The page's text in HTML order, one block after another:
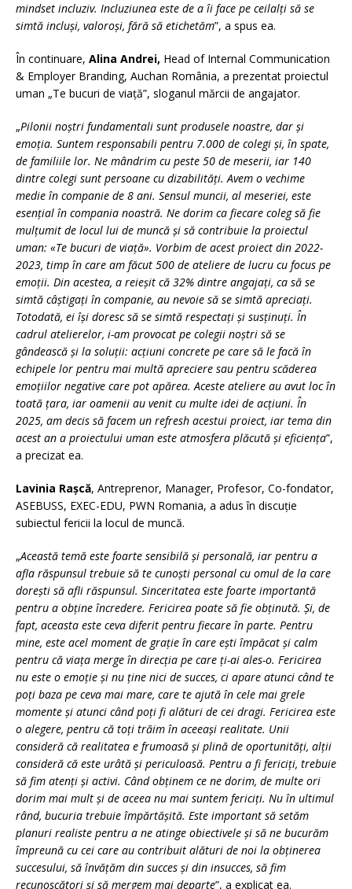
mindset incluziv. Incluziunea este de a îi face pe ceilalți să se
simtă incluși, valoroși, fără să etichetăm”, a spus ea.
În continuare, Alina Andrei, Head of Internal Communication
& Employer Branding, Auchan România, a prezentat proiectul
uman „Te bucuri de viață”, sloganul mărcii de angajator.
„Pilonii noștri fundamentali sunt produsele noastre, dar și
emoția. Suntem responsabili pentru 7.000 de colegi și, în spate,
de familiile lor. Ne mândrim cu peste 50 de meserii, iar 140
dintre colegi sunt persoane cu dizabilități. Avem o vechime
medie în companie de 8 ani. Sensul muncii, al meseriei, este
esențial în compania noastră. Ne dorim ca fiecare coleg să fie
mulțumit de locul lui de muncă și să contribuie la proiectul
uman: «Te bucuri de viață». Vorbim de acest proiect din 2022-
2023, timp în care am făcut 500 de ateliere de lucru cu focus pe
emoții. Din acestea, a reieșit că 32% dintre angajați, ca să se
simtă câștigați în companie, au nevoie să se simtă apreciați.
Totodată, ei își doresc să se simtă respectați și susținuți. În
cadrul atelierelor, i-am provocat pe colegii noștri să se
gândească și la soluții: acțiuni concrete pe care să le facă în
echipele lor pentru mai multă apreciere sau pentru scăderea
emoțiilor negative care pot apărea. Aceste ateliere au avut loc în
toată țara, iar oamenii au venit cu multe idei de acțiuni. În
2025, am decis să facem un refresh acestui proiect, iar tema din
acest an a proiectului uman este atmosfera plăcută și eficiența”,
a precizat ea.
Lavinia Rașcă, Antreprenor, Manager, Profesor, Co-fondator,
ASEBUSS, EXEC-EDU, PWN Romania, a adus în discuție
subiectul fericii la locul de muncă.
„Această temă este foarte sensibilă și personală, iar pentru a
afla răspunsul trebuie să te cunoști personal cu omul de la care
dorești să afli răspunsul. Sinceritatea este foarte importantă
pentru a obține încredere. Fericirea poate să fie obținută. Și, de
fapt, aceasta este ceva diferit pentru fiecare în parte. Pentru
mine, este acel moment de grație în care ești împăcat și calm
pentru că viața merge în direcția pe care ți-ai ales-o. Fericirea
nu este o emoție și nu ține nici de succes, ci apare atunci când te
poți baza pe ceva mai mare, care te ajută în cele mai grele
momente și atunci când poți fi alături de cei dragi. Fericirea este
o alegere, pentru că toți trăim în aceeași realitate. Unii
consideră că realitatea e frumoasă și plină de oportunități, alții
consideră că este urâtă și periculoasă. Pentru a fi fericiți, trebuie
să fim atenți și activi. Când obținem ce ne dorim, de multe ori
dorim mai mult și de aceea nu mai suntem fericiți. Nu în ultimul
rând, bucuria trebuie împărtășită. Este important să setăm
planuri realiste pentru a ne atinge obiectivele și să ne bucurăm
împreună cu cei care au contribuit alături de noi la obținerea
succesului, să învățăm din succes și din insucces, să fim
recunoscători și să mergem mai departe”, a explicat ea.